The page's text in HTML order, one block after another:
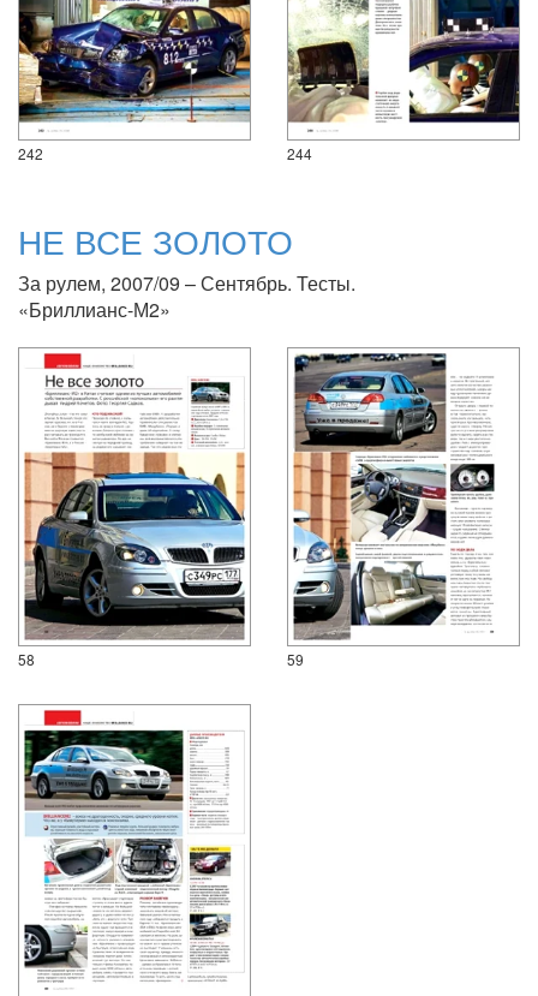
242 244
НЕ ВСЕ ЗОЛОТО
За рулем, 2007/09 – Сентябрь. Тесты.
«Бриллианс-М2»
58 59